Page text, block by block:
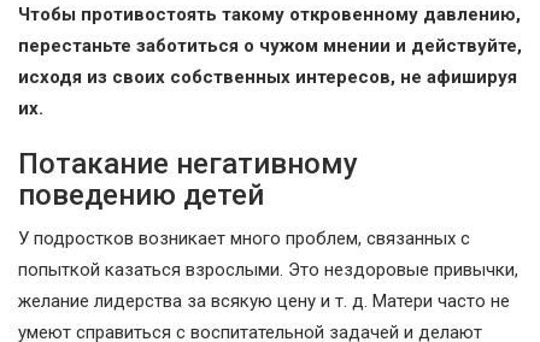
Чтобы противостоять такому откровенному давлению,
перестаньте заботиться о чужом мнении и действуйте,
исходя из своих собственных интересов, не афишируя
их.
Потакание негативному
поведению детей
У подростков возникает много проблем, связанных с
попыткой казаться взрослыми. Это нездоровые привычки,
желание лидерства за всякую цену и т. д. Матери часто не
умеют справиться с воспитательной задачей и делают